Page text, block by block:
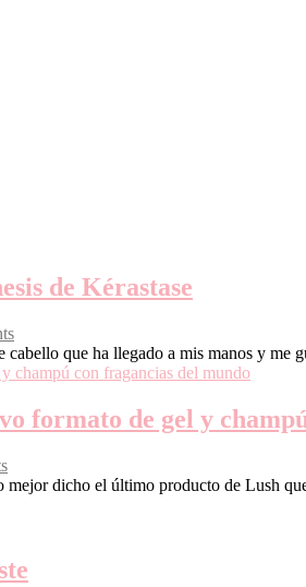
de Kérastase
que ha llegado a mis manos y me
formato de gel y
dicho el último producto de Lush